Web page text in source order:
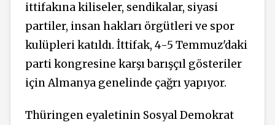
ittifakına kiliseler, sendikalar, siyasi
partiler, insan hakları örgütleri ve spor
kulüpleri katıldı. İttifak, 4-5 Temmuz'daki
parti kongresine karşı barışçıl gösteriler
için Almanya genelinde çağrı yapıyor.
Thüringen eyaletinin Sosyal Demokrat